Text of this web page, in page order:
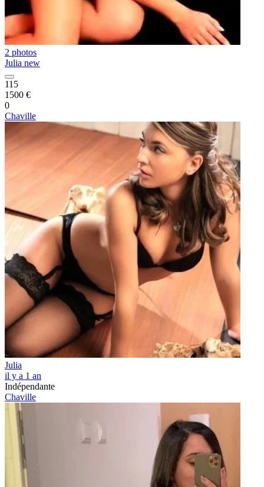
2 photos
Julia new
115
1500 €
0
Chaville
Julia
il y a 1 an
Indépendante
Chaville